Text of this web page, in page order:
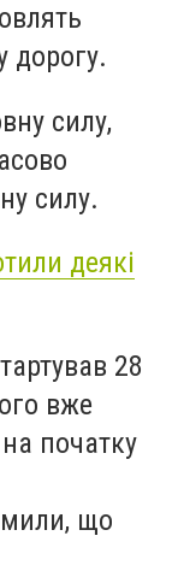
дорогу.
силу,
силу.
деякі
28
вже
початку
що